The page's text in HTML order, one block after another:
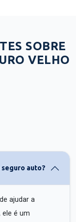
SOBRE
VELHO
auto?
ajudar a
ele é um